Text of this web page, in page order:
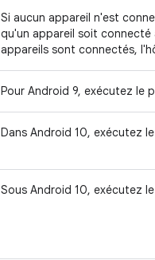
Si aucun appareil n'est
qu'un appareil soit connecté
appareils sont connectés,
Pour Android 9, exécutez le
Dans Android 10, exécutez
Sous Android 10, exécutez